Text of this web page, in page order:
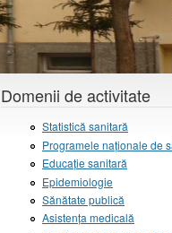
Domenii de activitate
Statistică sanitară
Programele naţionale de
Educație sanitară
Epidemiologie
Sănătate publică
Asistența medicală